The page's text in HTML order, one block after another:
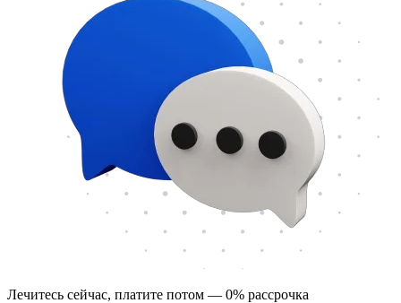
Лечитесь сейчас, платите потом — 0% рассрочка